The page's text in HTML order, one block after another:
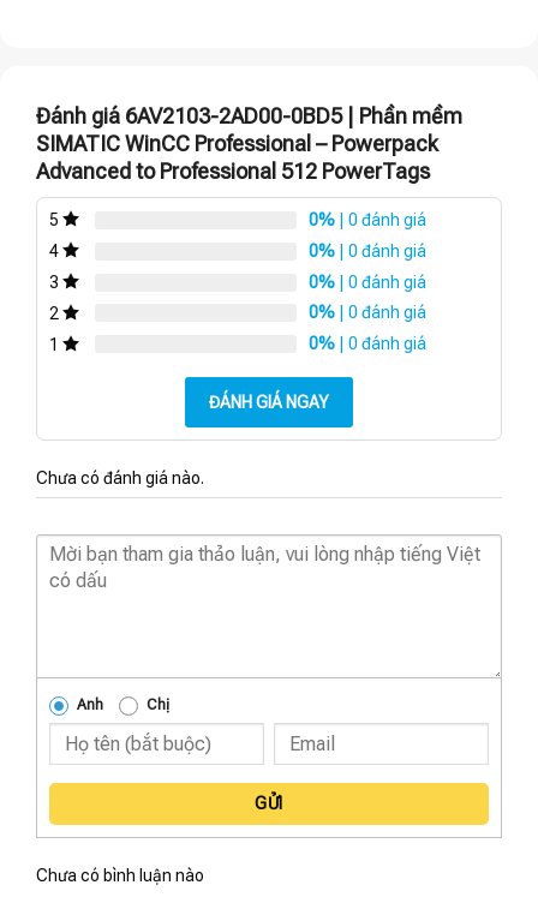
Đánh giá 6AV2103-2AD00-0BD5 | Phần mềm
SIMATIC WinCC Professional – Powerpack
Advanced to Professional 512 PowerTags
5 0% | 0 đánh giá
4
0% | 0 đánh giá
3
0% | 0 đánh giá
2
0% | 0 đánh giá
1
0% | 0 đánh giá
ĐÁNH GIÁ NGAY
Chưa có đánh giá nào.
Anh Chị
GỬI
Chưa có bình luận nào